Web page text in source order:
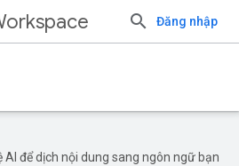
Đăng nhập
để dịch nội dung sang ngôn ngữ bạn